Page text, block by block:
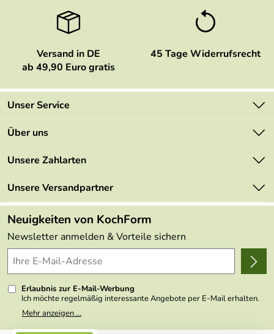
Versand in DE
ab 49,90 Euro gratis
45 Tage Widerrufsrecht
Unser Service
Kontakt
Mehrwertsteuerfrei
Retourenportal
FAQs
Lieferbedingungen
Delivery Terms
Kundenlogin
Über uns
Marken
Angebote
Made in Germany
Themen
Wir über uns
Presse
Unsere Zahlarten
Unsere Versandpartner
Neuigkeiten von KochForm
Newsletter anmelden & Vorteile sichern
Erlaubnis zur E-Mail-Werbung
Ich möchte regelmäßig interessante Angebote per E-Mail erhalten.
Meine E-Mail-Adresse wird nicht an andere Unternehmen
weitergegeben. Zu statistischen Zwecken wird in anonymer Form
Mehr anzeigen ...